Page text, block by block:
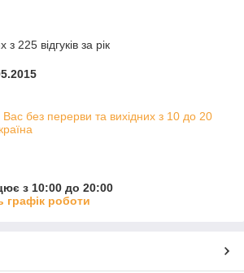
225 відгуків за рік
без перерви та вихідних з 10 до 20
з 10:00 до 20:00
графік роботи